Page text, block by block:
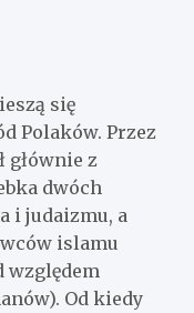
się
Polaków. Przez
głównie z
dwóch
i judaizmu, a
islamu
względem
Od kiedy